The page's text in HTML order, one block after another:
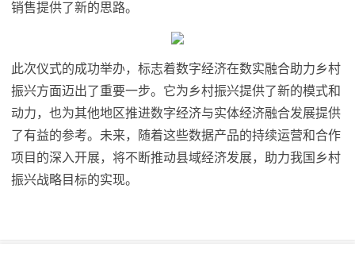
销售提供了新的思路。
此次仪式的成功举办，标志着数字经济在数实融合助力乡村
振兴方面迈出了重要一步。它为乡村振兴提供了新的模式和
动力，也为其他地区推进数字经济与实体经济融合发展提供
了有益的参考。未来，随着这些数据产品的持续运营和合作
项目的深入开展，将不断推动县域经济发展，助力我国乡村
振兴战略目标的实现。